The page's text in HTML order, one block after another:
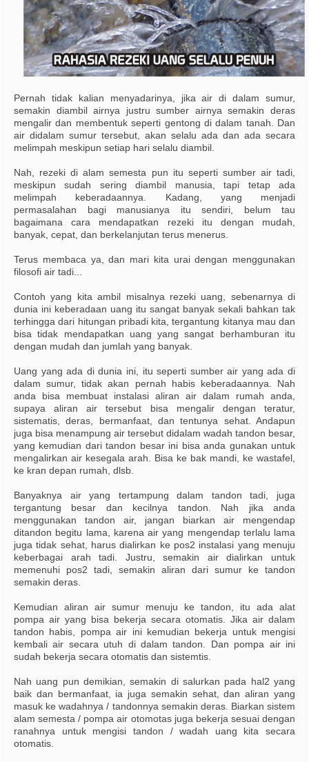
Pernah tidak kalian menyadarinya, jika air di dalam sumur,
semakin diambil airnya justru sumber airnya semakin deras
mengalir dan membentuk seperti gentong di dalam tanah. Dan
air didalam sumur tersebut, akan selalu ada dan ada secara
melimpah meskipun setiap hari selalu diambil.
Nah, rezeki di alam semesta pun itu seperti sumber air tadi,
meskipun sudah sering diambil manusia, tapi tetap ada
melimpah keberadaannya. Kadang, yang menjadi
permasalahan bagi manusianya itu sendiri, belum tau
bagaimana cara mendapatkan rezeki itu dengan mudah,
banyak, cepat, dan berkelanjutan terus menerus.
Terus membaca ya, dan mari kita urai dengan menggunakan
filosofi air tadi...
Contoh yang kita ambil misalnya rezeki uang, sebenarnya di
dunia ini keberadaan uang itu sangat banyak sekali bahkan tak
terhingga dari hitungan pribadi kita, tergantung kitanya mau dan
bisa tidak mendapatkan uang yang sangat berhamburan itu
dengan mudah dan jumlah yang banyak.
Uang yang ada di dunia ini, itu seperti sumber air yang ada di
dalam sumur, tidak akan pernah habis keberadaannya. Nah
anda bisa membuat instalasi aliran air dalam rumah anda,
supaya aliran air tersebut bisa mengalir dengan teratur,
sistematis, deras, bermanfaat, dan tentunya sehat. Andapun
juga bisa menampung air tersebut didalam wadah tandon besar,
yang kemudian dari tandon besar ini bisa anda gunakan untuk
mengalirkan air kesegala arah. Bisa ke bak mandi, ke wastafel,
ke kran depan rumah, dlsb.
Banyaknya air yang tertampung dalam tandon tadi, juga
tergantung besar dan kecilnya tandon. Nah jika anda
menggunakan tandon air, jangan biarkan air mengendap
ditandon begitu lama, karena air yang mengendap terlalu lama
juga tidak sehat, harus dialirkan ke pos2 instalasi yang menuju
keberbagai arah tadi. Justru, semakin air dialirkan untuk
memenuhi pos2 tadi, semakin aliran dari sumur ke tandon
semakin deras.
Kemudian aliran air sumur menuju ke tandon, itu ada alat
pompa air yang bisa bekerja secara otomatis. Jika air dalam
tandon habis, pompa air ini kemudian bekerja untuk mengisi
kembali air secara utuh di dalam tandon. Dan pompa air ini
sudah bekerja secara otomatis dan sistemtis.
Nah uang pun demikian, semakin di salurkan pada hal2 yang
baik dan bermanfaat, ia juga semakin sehat, dan aliran yang
masuk ke wadahnya / tandonnya semakin deras. Biarkan sistem
alam semesta / pompa air otomotas juga bekerja sesuai dengan
ranahnya untuk mengisi tandon / wadah uang kita secara
otomatis.